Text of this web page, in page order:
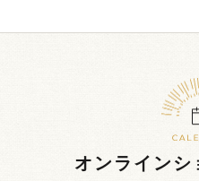
オンラインシ